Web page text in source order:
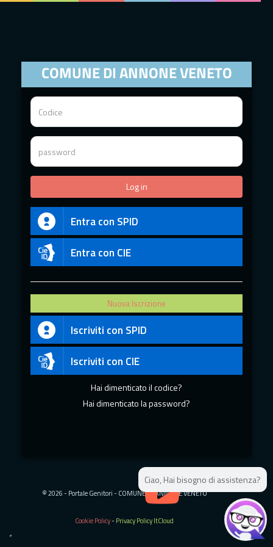
COMUNE DI ANNONE VENETO
Entra con SPID
Entra con CIE
Nuova Iscrizione
Iscriviti con SPID
Iscriviti con CIE
Hai dimenticato il codice?
Hai dimenticato la password?
© 2026 - Portale Genitori - COMUNE DI ANNONE VENETO
Cookie Policy- Privacy Policy ItCloud
Ciao, Hai bisogno di assistenza?